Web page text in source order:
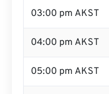
03:00 pm AKST
04:00 pm AKST
05:00 pm AKST